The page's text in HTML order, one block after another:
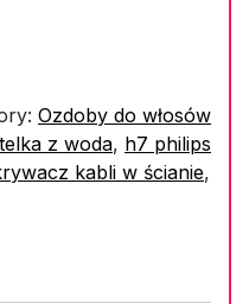
Ozdoby do włosów
z woda, h7 philips
kabli w ścianie,